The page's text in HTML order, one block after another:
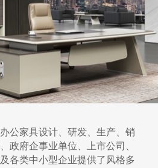
公家具设计、研发、生产、销
政府企事业单位、上市公司、
各类中小型企业提供了风格多